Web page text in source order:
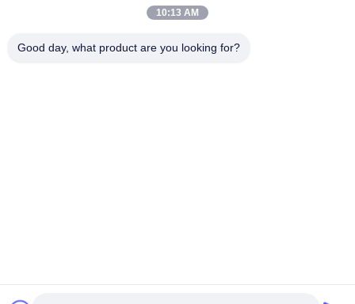
TECH HORSE
10:13 AM
Good day, what product are you looking for?